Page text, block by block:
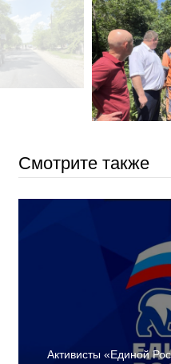
Смотрите также
Активисты «Единой